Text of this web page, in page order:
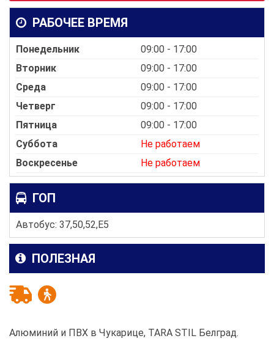
РАБОЧЕЕ ВРЕМЯ
Понедельник
09:00 - 17:00
Вторник
09:00 - 17:00
Среда
09:00 - 17:00
Четверг
09:00 - 17:00
Пятница
09:00 - 17:00
Суббота
Не работаем
Воскресенье
Не работаем
ГОП
Автобус: 37,50,52,E5
ПОЛЕЗНАЯ
Алюминий и ПВХ в Чукарице, TARA STIL Белград.